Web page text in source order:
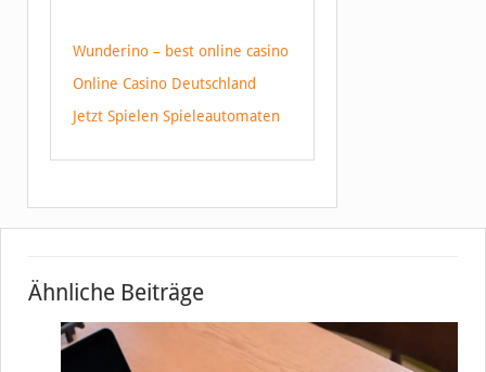
Wunderino – best online casino
Online Casino Deutschland
Jetzt Spielen Spieleautomaten
Ähnliche Beiträge